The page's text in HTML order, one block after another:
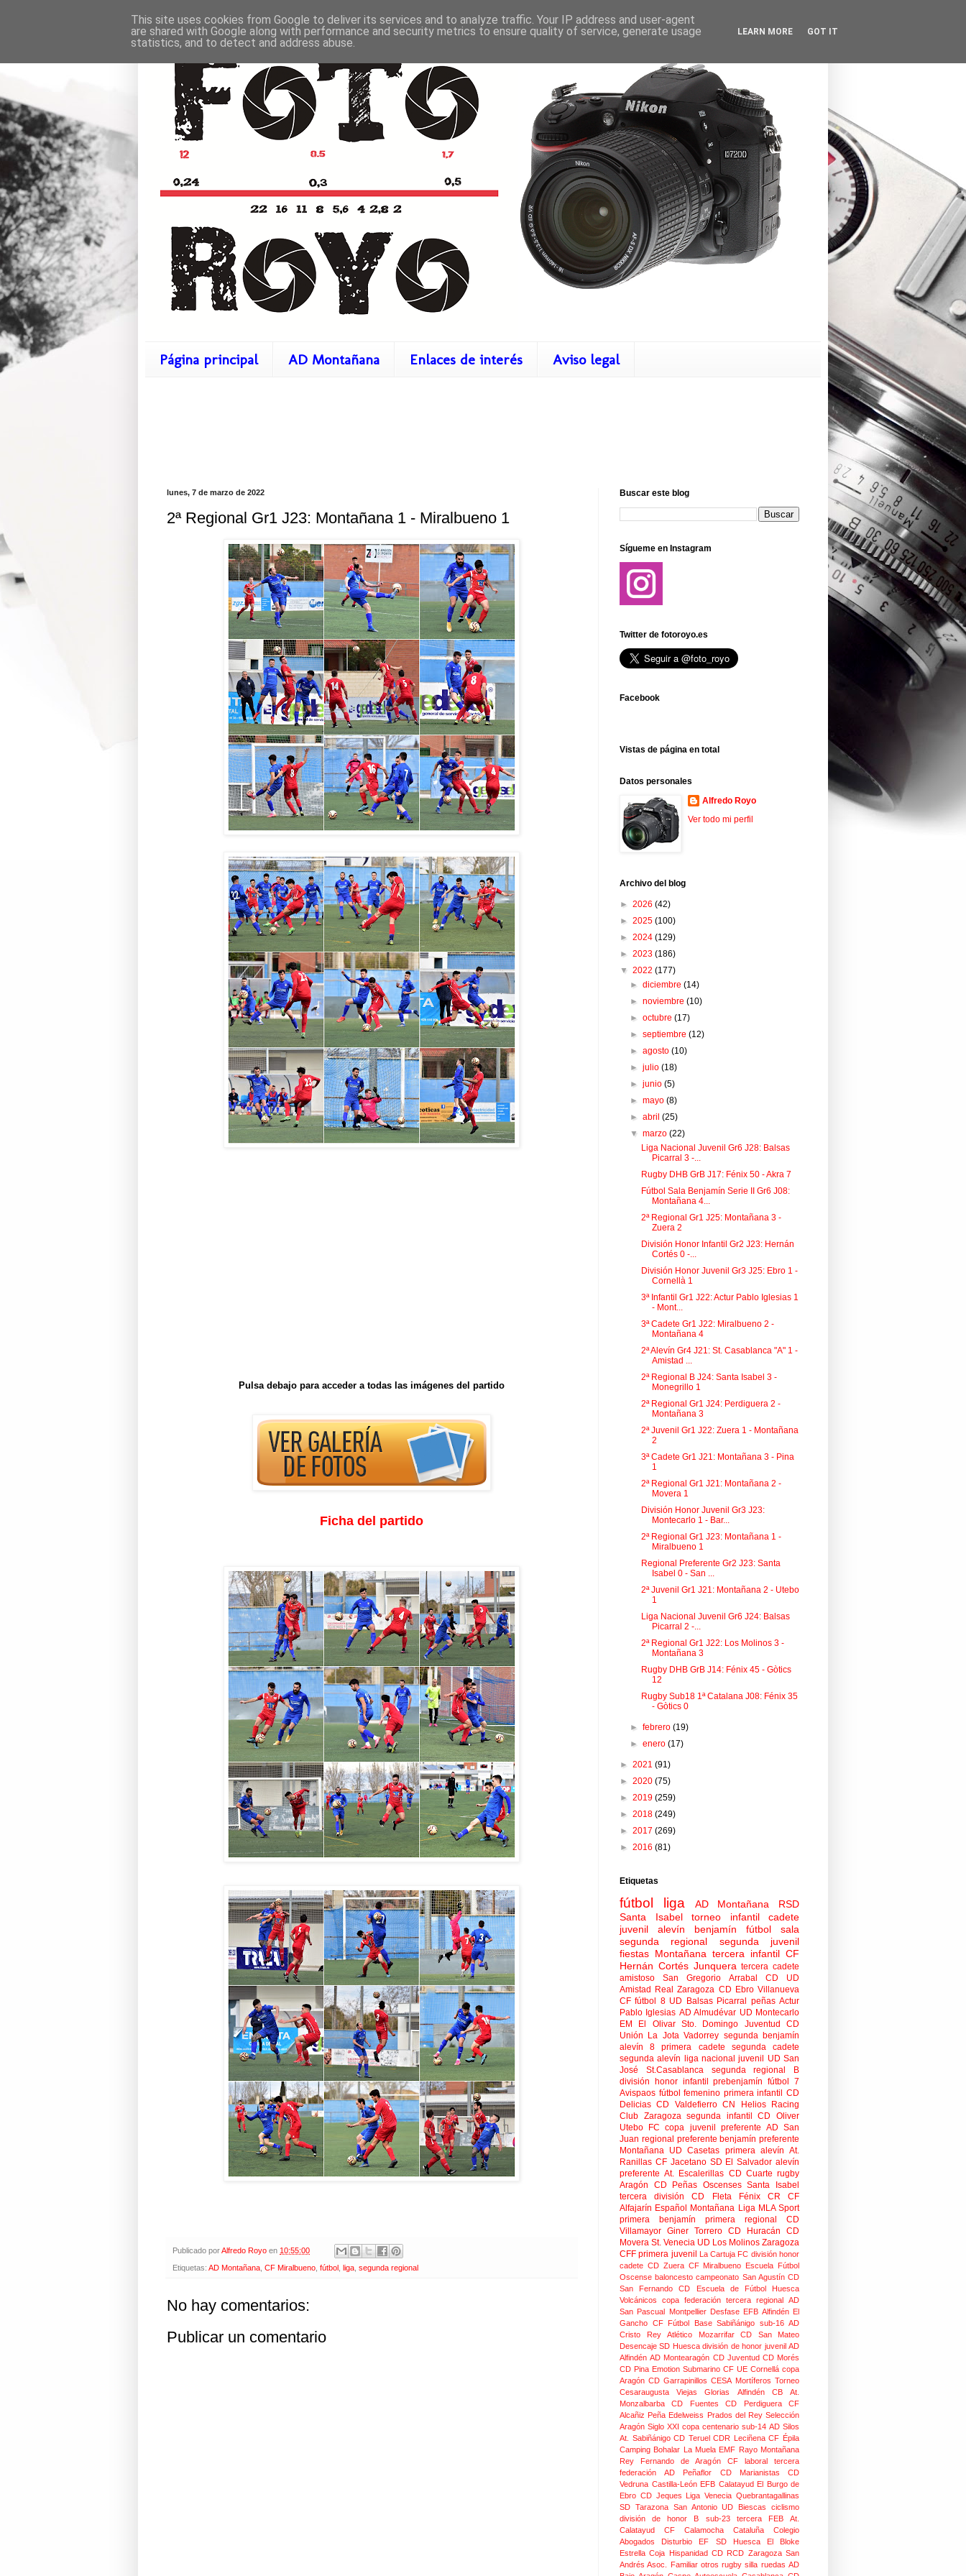
Página principal AD Montañana Enlaces de interés Aviso legal
lunes, 7 de marzo de 2022
2ª Regional Gr1 J23: Montañana 1 - Miralbueno 1
Pulsa debajo para acceder a todas las imágenes del partido
Ficha del partido
Publicado porAlfredo Royo en 10:55:00
Etiquetas: AD Montañana CF Miralbueno fútbol liga segunda regional
No hay comentarios:
Publicar un comentario
Buscar este blog
Sígueme en Instagram
Twitter de fotoroyo.es
Facebook
Vistas de página en total
Datos personales
Alfredo Royo
Ver todo mi perfil
Archivo del blog
► 2026 (42)
► 2025 (100)
► 2024 (129)
► 2023 (186)
▼ 2022 (177)
►diciembre(14)
►noviembre(10)
►octubre(17)
►septiembre(12)
►agosto(10)
►julio(18)
►junio(5)
►mayo(8)
►abril(25)
▼marzo(22)
Liga Nacional Juvenil Gr6 J28: Balsas
Picarral 3 -...
Rugby DHB GrB J17: Fénix 50 - Akra 7
Fútbol Sala Benjamín Serie II Gr6 J08:
Montañana 4...
2ª Regional Gr1 J25: Montañana 3 -
Zuera 2
División Honor Infantil Gr2 J23: Hernán
Cortés 0 -...
División Honor Juvenil Gr3 J25: Ebro 1 -
Cornellà 1
3ª Infantil Gr1 J22: Actur Pablo Iglesias 1
- Mont...
3ª Cadete Gr1 J22: Miralbueno 2 -
Montañana 4
2ª Alevín Gr4 J21: St. Casablanca "A" 1 -
Amistad ...
2ª Regional B J24: Santa Isabel 3 -
Monegrillo 1
2ª Regional Gr1 J24: Perdiguera 2 -
Montañana 3
2ª Juvenil Gr1 J22: Zuera 1 - Montañana
2
3ª Cadete Gr1 J21: Montañana 3 - Pina
1
2ª Regional Gr1 J21: Montañana 2 -
Movera 1
División Honor Juvenil Gr3 J23:
Montecarlo 1 - Bar...
2ª Regional Gr1 J23: Montañana 1 -
Miralbueno 1
Regional Preferente Gr2 J23: Santa
Isabel 0 - San ...
2ª Juvenil Gr1 J21: Montañana 2 - Utebo
1
Liga Nacional Juvenil Gr6 J24: Balsas
Picarral 2 -...
2ª Regional Gr1 J22: Los Molinos 3 -
Montañana 3
Rugby DHB GrB J14: Fénix 45 - Gòtics
12
Rugby Sub18 1ª Catalana J08: Fénix 35
- Gòtics 0
►febrero(19)
►enero(17)
► 2021 (91)
► 2020 (75)
► 2019 (259)
► 2018 (249)
► 2017 (269)
► 2016 (81)
Etiquetas
fútbol liga AD Montañana
RSD
Santa Isabel
torneo infantil
cadete
juvenil
alevín benjamín
fútbol sala
segunda regional
segunda juvenil
fiestas Montañana tercera infantil CF
Hernán Cortés Junquera tercera cadete
amistoso
San Gregorio Arrabal CD
UD
Amistad
Real Zaragoza CD Ebro Villanueva
CF fútbol 8 UD Balsas Picarral peñas Actur
Pablo Iglesias AD Almudévar UD Montecarlo
EM El Olivar Sto. Domingo Juventud
CD
Unión La Jota Vadorrey segunda benjamín
alevín 8
primera cadete
segunda cadete
segunda alevín
liga nacional juvenil
UD San
José
St.Casablanca
segunda regional B
división honor infantil
prebenjamín fútbol 7
Avispaos fútbol femenino primera infantil
CD
Delicias CD Valdefierro CN Helios
Racing
Club Zaragoza segunda infantil
CD Oliver
Utebo FC copa juvenil preferente AD San
Juan regional preferente benjamín preferente
Montañana UD Casetas primera alevín At.
Ranillas CF Jacetano SD El Salvador alevín
preferente At. Escalerillas CD Cuarte rugby
Aragón
CD Peñas Oscenses Santa Isabel
tercera división
CD Fleta Fénix CR
CF
Alfajarín Español Montañana Liga MLA Sport
primera benjamín
primera regional
CD
Villamayor Giner Torrero CD Huracán
CD
Movera St. Venecia UD Los Molinos Zaragoza
CFF primera juvenil La Cartuja FC división honor
cadete CD Zuera CF Miralbueno Escuela Fútbol
Oscense baloncesto campeonato San Agustín CD
San Fernando CD
Escuela de Fútbol Huesca
Volcánicos
copa federación tercera regional AD
San Pascual Montpellier Desfase EFB Alfindén El
Gancho CF
Fútbol Base Sabiñánigo sub-16 AD
Cristo Rey
Atlético Mozarrifar
CD San Mateo
Desencaje SD Huesca división de honor juvenil AD
Alfindén AD Montearagón CD Juventud CD Morés
CD Pina Emotion Submarino CF UE Cornellá copa
Aragón CD Garrapinillos CESA Mortíferos Torneo
Cesaraugusta
Viejas Glorias Alfindén CB
At.
Monzalbarba
CD Fuentes CD Perdiguera
CF
Alcañiz Peña Edelweiss Prados del Rey Selección
Aragón Siglo XXI copa centenario sub-14 AD Silos
At. Sabiñánigo CD Teruel CDR Leciñena CF Épila
Camping Bohalar La Muela EMF Rayo Montañana
Rey Fernando de Aragón CF
laboral
tercera
federación
AD Peñaflor CD Marianistas
CD
Vedruna Castilla-León EFB Calatayud El Burgo de
Ebro CD Jeques Liga Venecia Quebrantagallinas
SD Tarazona San Antonio UD Biescas
ciclismo
división de honor B
sub-23 tercera FEB
At.
Calatayud
CF Calamocha Cataluña
Colegio
Abogados
Disturbio EF SD Huesca
El Bloke
Estrella Coja Hispanidad CD RCD Zaragoza San
Andrés Asoc. Familiar otros rugby silla ruedas AD
This site uses cookies from Google to deliver its services and to analyze traffic. Your IP address and user-agent
are shared with Google along with performance and security metrics to ensure quality of service, generate usage
statistics, and to detect and address abuse.
LEARN MORE GOT IT